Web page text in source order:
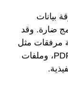
بيانات
ضارة. وقد
مرفقات مثل
ملفات مايكروسوفت أوفيس، وملفات PDF، وملفات